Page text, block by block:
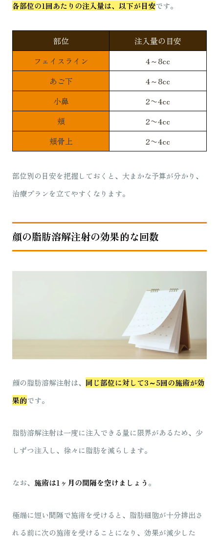
各部位の1回あたりの注入量は、以下が目安です。
部位
注入量の目安
フェイスライン
4～8cc
あご下
4～8cc
小鼻
2〜4cc
頬
2〜4cc
頬骨上
2〜4cc
部位別の目安を把握しておくと、大まかな予算が分かり、
治療プランを立てやすくなります。
顔の脂肪溶解注射の効果的な回数
顔の脂肪溶解注射は、 同じ部位に対して3～5回の施術が効
果的です。
脂肪溶解注射は一度に注入できる量に限界があるため、少
しずつ注入し、徐々に脂肪を減らします。
なお、 施術は1ヶ月の間隔を空けましょう 。
極端に短い間隔で施術を受けると、脂肪細胞が十分排出さ
れる前に次の施術を受けることになり、効果が減少した